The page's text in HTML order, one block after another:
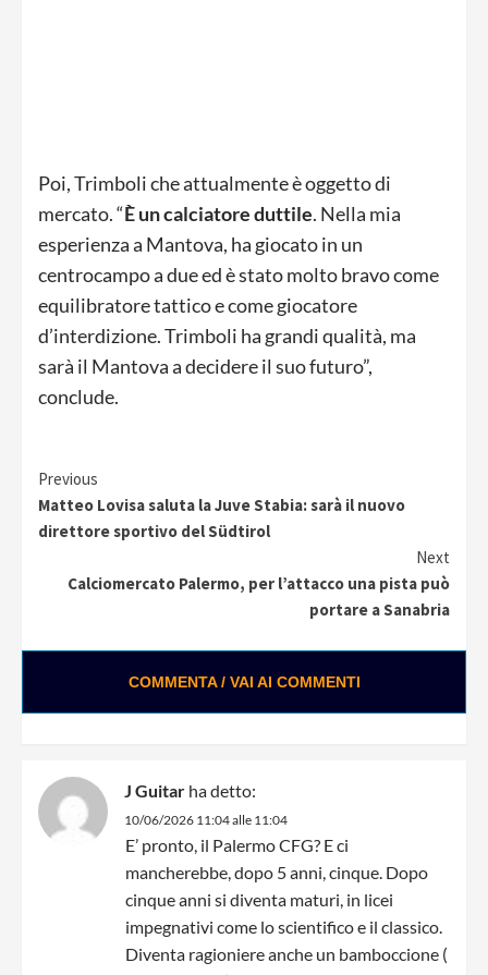
Poi, Trimboli che attualmente è oggetto di
mercato. “È un calciatore duttile. Nella mia
esperienza a Mantova, ha giocato in un
centrocampo a due ed è stato molto bravo come
equilibratore tattico e come giocatore
d’interdizione. Trimboli ha grandi qualità, ma
sarà il Mantova a decidere il suo futuro”,
conclude.
Continue
Reading
Previous
Matteo Lovisa saluta la Juve Stabia: sarà il nuovo
direttore sportivo del Südtirol
Next
Calciomercato Palermo, per l’attacco una pista può
portare a Sanabria
COMMENTA / VAI AI COMMENTI
J Guitar ha detto:
10/06/2026 11:04 alle 11:04
E’ pronto, il Palermo CFG? E ci
mancherebbe, dopo 5 anni, cinque. Dopo
cinque anni si diventa maturi, in licei
impegnativi come lo scientifico e il classico.
Diventa ragioniere anche un bamboccione (